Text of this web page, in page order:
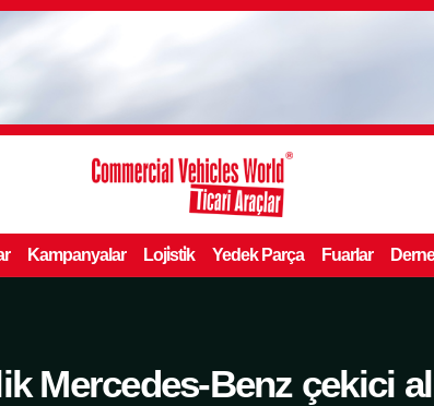
Kampanyalar Loji̇sti̇k Yedek Parça Fuarlar
Mercedes-Benz çekici